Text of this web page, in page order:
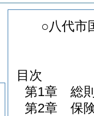
○八代市
目次
第1章
総
第2章
保